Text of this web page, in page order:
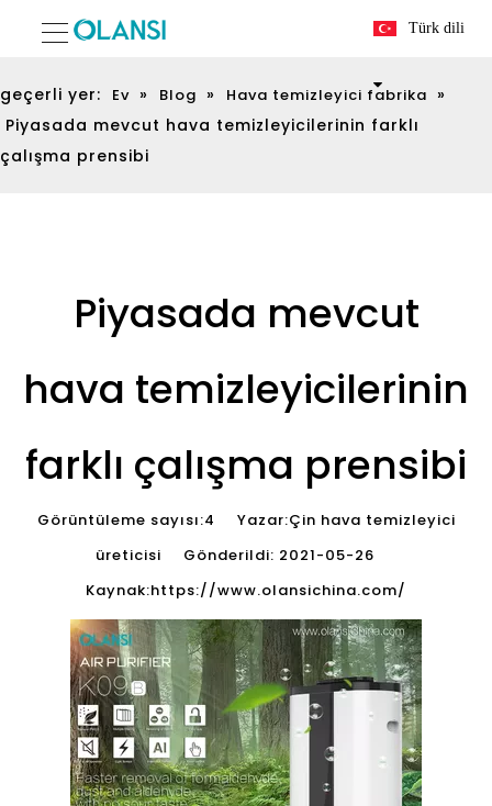
Türk dili
geçerli yer: Ev » Blog » Hava temizleyici fabrika »
Piyasada mevcut hava temizleyicilerinin farklı
çalışma prensibi
Piyasada mevcut
hava temizleyicilerinin
farklı çalışma prensibi
Görüntüleme sayısı:4 Yazar:Çin hava temizleyici
üreticisi Gönderildi: 2021-05-26
Kaynak:https://www.olansichina.com/